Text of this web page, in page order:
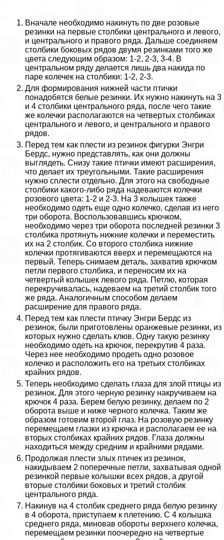
Вначале необходимо накинуть по две розовые
резинки на первые столбики центрального и левого,
и центрального и правого ряда. Дальше соединяем
столбики боковых рядов двумя резинками того же
цвета следующим образом: 1-2, 2-3, 3-4. В
центральном ряду делается лишь два накида по
паре колечек на столбики: 1-2, 2-3.
Для формирования нижней части птички
понадобятся белые резинки. Их нужно накинуть на 3
и 4 столбики центрального ряда, после чего такие
же колечки располагаются на четвертых столбиках
центрального и левого, и центрального и правого
рядов.
Перед тем как плести из резинок фигурки Энгри
Бердс, нужно представлять, как они должны
выглядеть. Снизу такие птички имеют расширения,
что делает их треугольными. Такие расширения
нужно сплести отдельно. Для этого на свободные
столбики какого-либо ряда надеваются колечки
розового цвета: 1-2 и 2-3. На 3 колышек также
необходимо одеть еще одно колечко, сделав из него
три оборота. Воспользовавшись крючком,
необходимо через три оборота последней резинки 3
столбика протянуть нижние колечки и переместить
их на 2 столбик. Со второго столбика нижние
колечки протягиваются вверх и перемещаются на
первый. Теперь снимаем деталь, захватив крючком
петли первого столбика, и переносим их на
четвертый колышек левого ряда. Петлю, которая
перекручивалась, надеваем на третий столбик того
же ряда. Аналогичным способом делаем
расширение для правого ряда.
Перед тем как плести птичку Энгри Бердс из
резинок, были приготовлены оранжевые резинки, из
которых нужно сделать клюв. Одну такую резинку
необходимо одеть на крючок, перекрутив 4 раза.
Через нее необходимо продеть одно розовое
колечко и расположить его на третьих столбиках
крайних рядов.
Теперь необходимо сделать глаза для злой птицы из
резинок. Для этого черную резинку накручиваем на
крючок 4 раза. Берем белую резинку, делаем по 2
оборота выше и ниже черного колечка. Таким же
образом готовим второй глаз. На розовую резинку
перемещаем глазки из крючка и располагаем ее на
вторых столбиках крайних рядов. Глаза должны
находиться между средним и крайними рядами.
Продолжая плести злых птичек из резинок,
накидываем 2 поперечные петли, захватывая одной
резинкой первые колышки всех рядов, а другой
вторые столбики боковых и третий столбик
центрального ряда.
Накинув на 4 столбик среднего ряда белую резинку
в 4 оборота, приступаем к плетению. С 4 колышка
среднего ряда, миновав обороты верхнего колечка,
перемещаем резинки поочередно на четвертые